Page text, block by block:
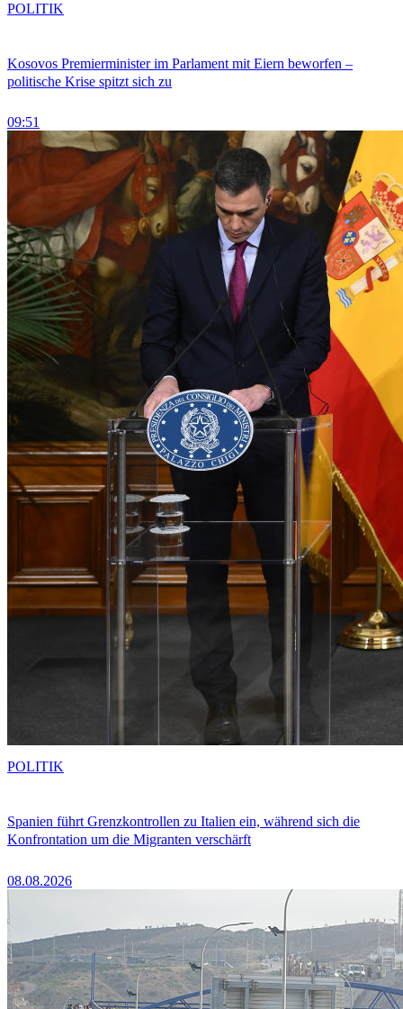
Kosovos Premierminister im Parlament mit Eiern beworfen –
politische Krise spitzt sich zu
09:51
POLITIK
Spanien führt Grenzkontrollen zu Italien ein, während sich die
Konfrontation um die Migranten verschärft
08.08.2026
POLITIK